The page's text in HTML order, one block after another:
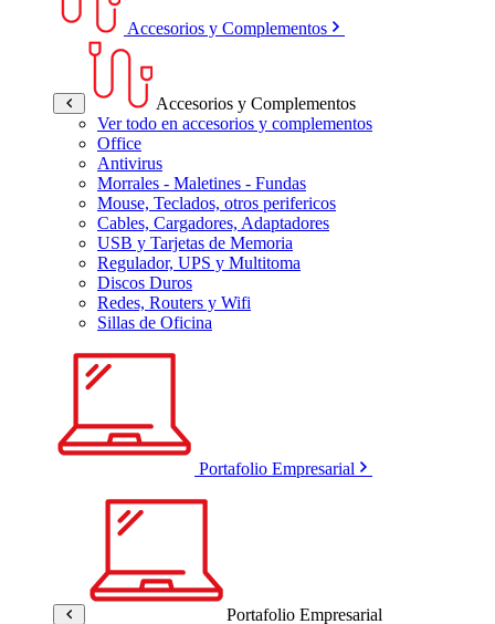
Accesorios y Complementos
Accesorios y Complementos
Ver todo en accesorios y complementos
Office
Antivirus
Morrales - Maletines - Fundas
Mouse, Teclados, otros perifericos
Cables, Cargadores, Adaptadores
USB y Tarjetas de Memoria
Regulador, UPS y Multitoma
Discos Duros
Redes, Routers y Wifi
Sillas de Oficina
Portafolio Empresarial
Portafolio Empresarial